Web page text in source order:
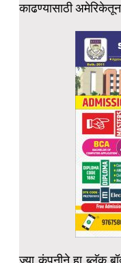
काढण्यासाठी
ज्या कंपनीने हा ब्लॅक